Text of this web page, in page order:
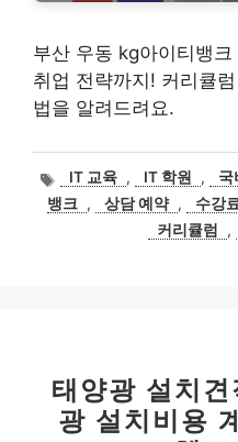
부산 우동 kg아이티뱅
취업 전략까지! 커리큘
법을 알려드려요.
태
그
IT 교육 , IT 학원 , 국
뱅크 , 상담 예약 , 수강
커리큘럼
,
태양광 설치
광 설치비용